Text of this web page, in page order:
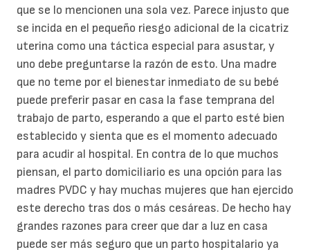
que se lo mencionen una sola vez. Parece injusto que
se incida en el pequeño riesgo adicional de la cicatriz
uterina como una táctica especial para asustar, y
uno debe preguntarse la razón de esto. Una madre
que no teme por el bienestar inmediato de su bebé
puede preferir pasar en casa la fase temprana del
trabajo de parto, esperando a que el parto esté bien
establecido y sienta que es el momento adecuado
para acudir al hospital. En contra de lo que muchos
piensan, el parto domiciliario es una opción para las
madres PVDC y hay muchas mujeres que han ejercido
este derecho tras dos o más cesáreas. De hecho hay
grandes razones para creer que dar a luz en casa
puede ser más seguro que un parto hospitalario ya